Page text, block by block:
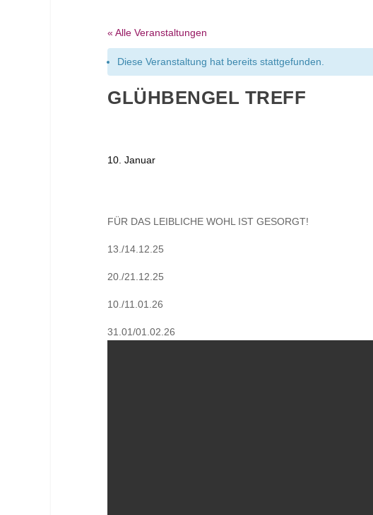
« Alle Veranstaltungen
Diese Veranstaltung hat bereits stattgefunden.
GLÜHBENGEL TREFF
10. Januar
FÜR DAS LEIBLICHE WOHL IST GESORGT!
13./14.12.25
20./21.12.25
10./11.01.26
31.01/01.02.26